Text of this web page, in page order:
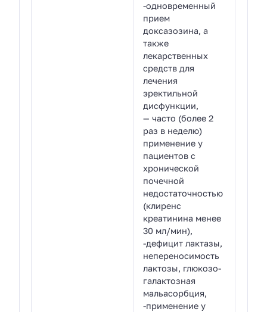
-одновременный
прием
доксазозина, а
также
лекарственных
средств для
лечения
эректильной
дисфункции,
— часто (более 2
раз в неделю)
применение у
пациентов с
хронической
почечной
недостаточностью
(клиренс
креатинина менее
30 мл/мин),
-дефицит лактазы,
непереносимость
лактозы, глюкозо-
галактозная
мальасорбция,
-применение у